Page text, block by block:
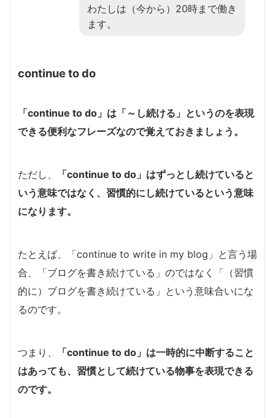
わたしは（今から）20時まで働き
ます。
continue to do
「continue to do」は「～し続ける」というのを表現
できる便利なフレーズなので覚えておきましょう。
ただし、
「continue to do」はずっとし続けていると
いう意味ではなく、習慣的にし続けているという意味
になります。
たとえば、「continue to write in my blog」と言う場
合、「ブログを書き続けている」のではなく「（習慣
的に）ブログを書き続けている」という意味合いにな
るのです。
つまり、
「continue to do」は一時的に中断すること
はあっても、習慣として続けている物事を表現できる
のです。